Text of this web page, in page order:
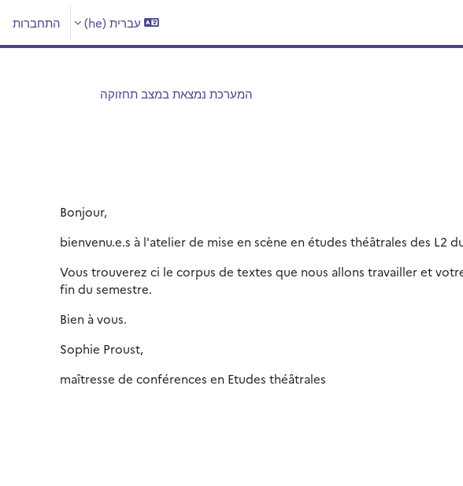
עברית ‎(he)‎ התחברות
המערכת נמצאת במצב תחזוקה
Bonjour,
bienvenu.e.s à l'atelier de mise en scène en études théâtrales des L2
Vous trouverez ci le corpus de textes que nous allons travailler et
fin du semestre.
Bien à vous.
Sophie Proust,
maîtresse de conférences en Etudes théâtrales